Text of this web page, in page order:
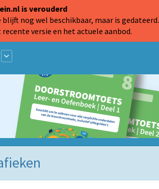
is verouderd
nog wel beschikbaar, maar is gedateerd.
versie en het actuele aanbod.